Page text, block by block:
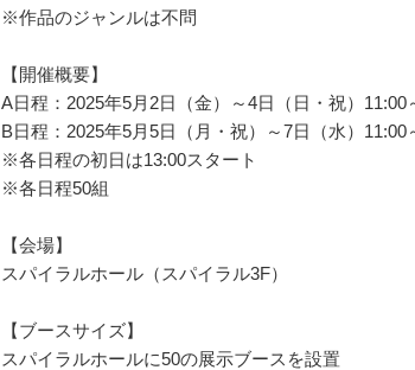
※作品のジャンルは不問
【開催概要】
A日程：2025年5月2日（金）～4日（日・祝）11:00
B日程：2025年5月5日（月・祝）～7日（水）11:00
※各日程の初日は13:00スタート
※各日程50組
【会場】
スパイラルホール（スパイラル3F）
【ブースサイズ】
スパイラルホールに50の展示ブースを設置